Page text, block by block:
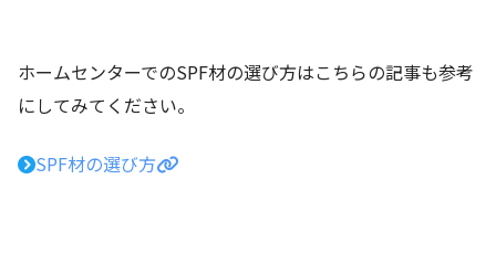
ホームセンターでのSPF材の選び方はこちらの記事も参考
にしてみてください。
SPF材の選び方